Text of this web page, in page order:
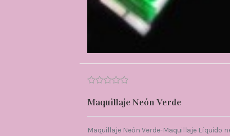
Maquillaje Neón Verde
Maquillaje Neón Verde-Maquillaje Líquido